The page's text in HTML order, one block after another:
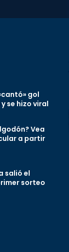
gol
se hizo viral
Vea
a partir
salió el
sorteo